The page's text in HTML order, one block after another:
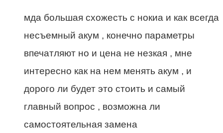
мда большая схожесть с нокиа и как всегда
несъемный акум , конечно параметры
впечатляют но и цена не незкая , мне
интересно как на нем менять акум , и
дорого ли будет это стоить и самый
главный вопрос , возможна ли
самостоятельная замена